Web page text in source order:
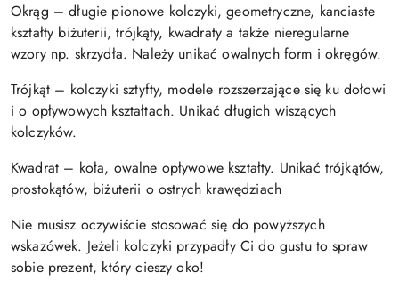
Okrąg – długie pionowe kolczyki, geometryczne, kanciaste
kształty biżuterii, trójkąty, kwadraty a także nieregularne
wzory np. skrzydła. Należy unikać owalnych form i okręgów.
Trójkąt – kolczyki sztyfty, modele rozszerzające się ku dołowi
i o opływowych kształtach. Unikać długich wiszących
kolczyków.
Kwadrat – koła, owalne opływowe kształty. Unikać trójkątów,
prostokątów, biżuterii o ostrych krawędziach
Nie musisz oczywiście stosować się do powyższych
wskazówek. Jeżeli kolczyki przypadły Ci do gustu to spraw
sobie prezent, który cieszy oko!